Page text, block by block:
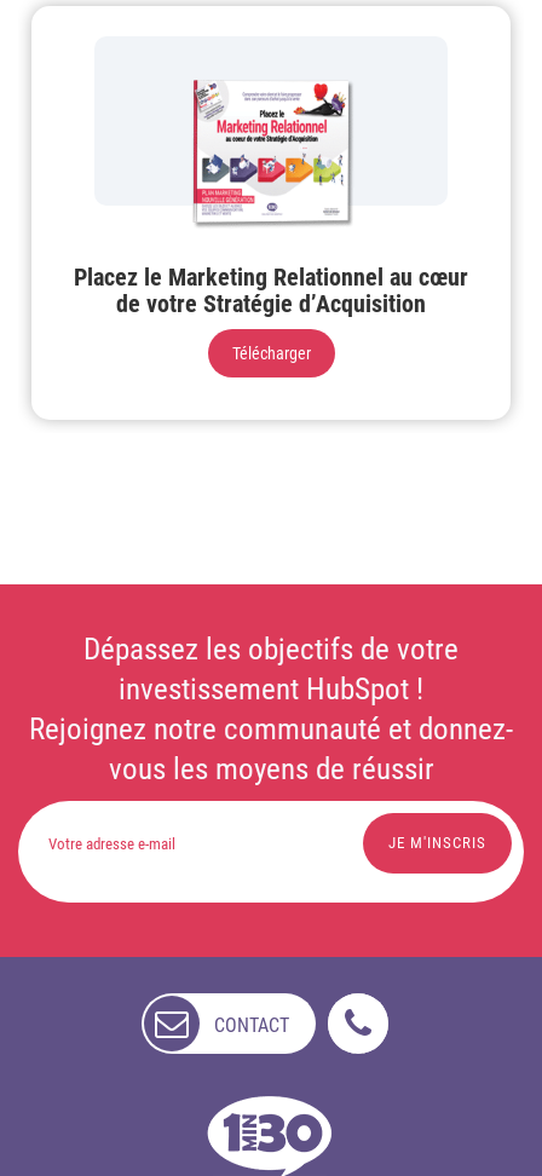
Placez le Marketing Relationnel au cœur
de votre Stratégie d’Acquisition
Télécharger
Dépassez les objectifs de votre
investissement HubSpot !
Rejoignez notre communauté et donnez-
vous les moyens de réussir
CONTACT
DISPONIBLE